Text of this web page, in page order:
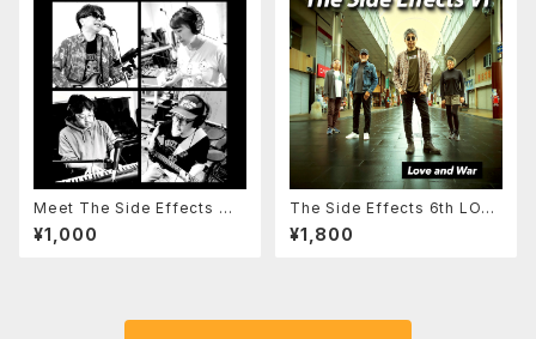
Meet The Side Effects ダ
ウンロード版
¥1,000
The Side Effects 6th LOVE
and WAR ダウンロード版
¥1,800